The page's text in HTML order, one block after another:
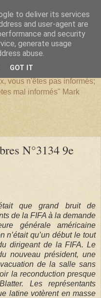
vous n'êtes pas informés;
mal informés" Mark
N°3134 9e
que grand bruit de
de la FIFA à la demande
générale américaine
n’était qu’un début le tout
dirigeant de la FIFA. Le
nouveau président, une
de la salle sans
la reconduction presque
Les représentants
latine votèrent en masse
to deliver its services
and user-agent are
and security
generate usage
abuse.
GOT IT